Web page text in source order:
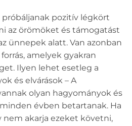
pozitív légkört
az örömöket és támogatást
ünnepek alatt. Van azonban
amelyek gyakran
Ilyen lehet esetleg a
és elvárások – A
olyan hagyományok és
évben betartanak. Ha
nem akarja ezeket követni,